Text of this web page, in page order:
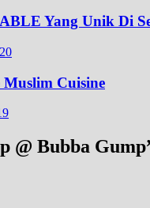
Yang Unik Di
Cuisine
@ Bubba Gump